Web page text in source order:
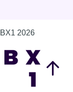
BX1 2026